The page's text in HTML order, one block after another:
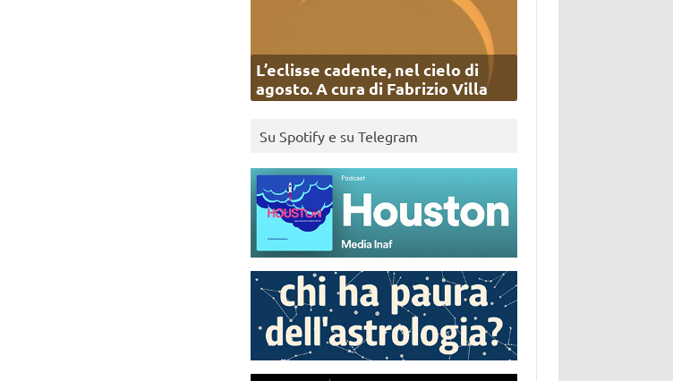
L’eclisse cadente, nel cielo di
agosto. A cura di Fabrizio Villa
Su Spotify e su Telegram